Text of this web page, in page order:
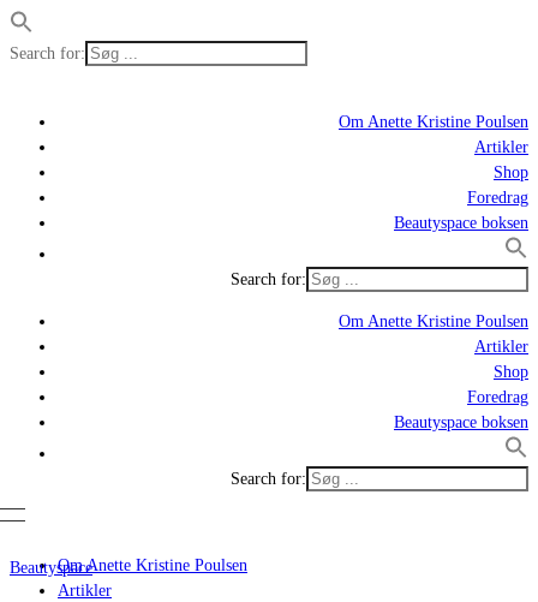
Search for:
Om Anette Kristine Poulsen
Artikler
Shop
Foredrag
Beautyspace boksen
Search for:
Om Anette Kristine Poulsen
Artikler
Shop
Foredrag
Beautyspace boksen
Search for:
Om Anette Kristine Poulsen
Artikler
Beautyspace